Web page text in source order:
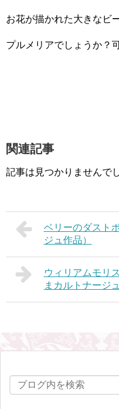
お花が描かれた大きなビ
プルメリアでしょうか？
関連記事
記事は見つかりませんでし
ベリーのダスト
ジュ作品）
ウィリアムモリ
まカルトナージ